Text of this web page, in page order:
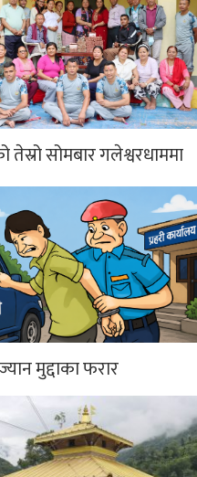
तेस्रो सोमबार गलेश्वरधाममा
मुद्दाका फरार